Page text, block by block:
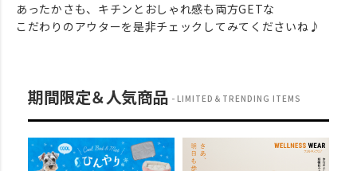
あったかさも、キチンとおしゃれ感も両方GETな
こだわりのアウターを是非チェックしてみてくださいね♪
期間限定＆人気商品 LIMITED＆TRENDING ITEMS